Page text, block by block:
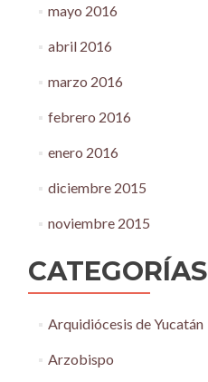
mayo 2016
abril 2016
marzo 2016
febrero 2016
enero 2016
diciembre 2015
noviembre 2015
CATEGORÍAS
Arquidiócesis de Yucatán
Arzobispo